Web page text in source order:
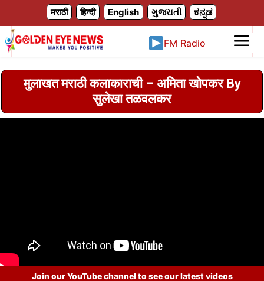
मराठी हिन्दी English ગુજરાતી ಕನ್ನಡ
FM Radio
मुलाखत मराठी कलाकाराची – अमिता खोपकर By
सुलेखा तळवलकर
Join our YouTube channel to see our latest videos